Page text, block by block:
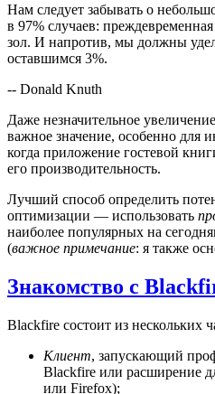
Нам следует забывать о
в 97% случаев:
зол. И напротив, мы должны
оставшимся 3%.
-- Donald Knuth
Даже незначительное
важное значение, особенно для
когда приложение гостевой
его производительность.
Лучший способ определить
оптимизации — использовать
наиболее популярных на
(важное примечание: я также
Знакомство с
Blackfire состоит из нескольких
Клиент, запускающий
Blackfire или расширение
или Firefox);